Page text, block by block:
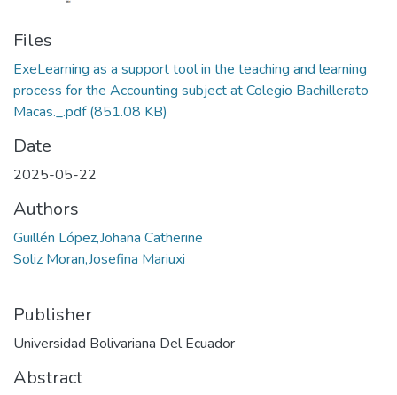
Files
ExeLearning as a support tool in the teaching and learning
process for the Accounting subject at Colegio Bachillerato
Macas._.pdf(851.08 KB)
Date
2025-05-22
Authors
Guillén López,Johana Catherine
Soliz Moran,Josefina Mariuxi
Publisher
Universidad Bolivariana Del Ecuador
Abstract